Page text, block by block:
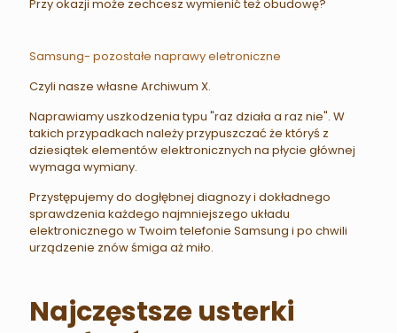
Przy okazji może zechcesz wymienić też obudowę?
Samsung- pozostałe naprawy eletroniczne
Czyli nasze własne Archiwum X.
Naprawiamy uszkodzenia typu "raz działa a raz nie". W
takich przypadkach należy przypuszczać że któryś z
dziesiątek elementów elektronicznych na płycie głównej
wymaga wymiany.
Przystępujemy do dogłębnej diagnozy i dokładnego
sprawdzenia każdego najmniejszego układu
elektronicznego w Twoim telefonie Samsung i po chwili
urządzenie znów śmiga aż miło.
Najczęstsze usterki